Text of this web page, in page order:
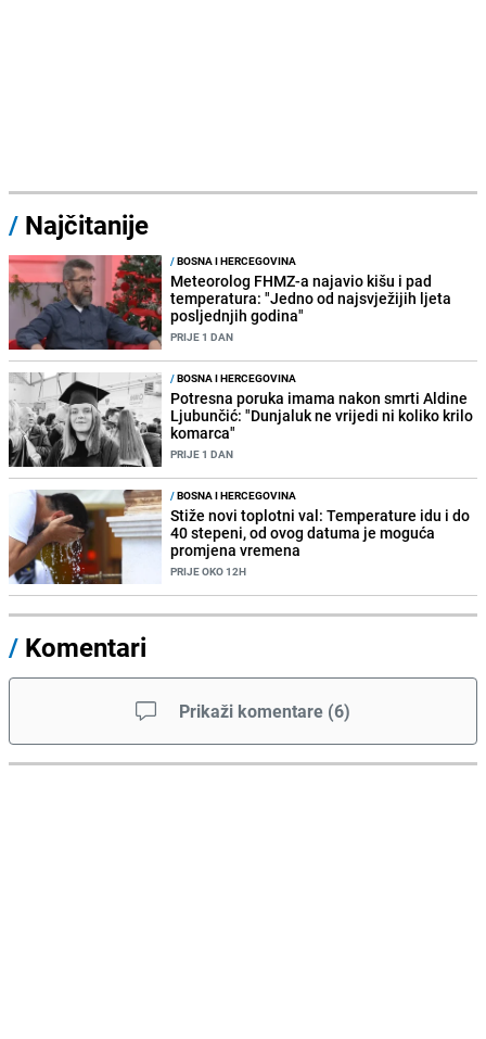
/ Najčitanije
/BOSNA I HERCEGOVINA
Meteorolog FHMZ-a najavio kišu i pad
temperatura: "Jedno od najsvježijih ljeta
posljednjih godina"
PRIJE 1 DAN
/BOSNA I HERCEGOVINA
Potresna poruka imama nakon smrti Aldine
Ljubunčić: "Dunjaluk ne vrijedi ni koliko krilo
komarca"
PRIJE 1 DAN
/BOSNA I HERCEGOVINA
Stiže novi toplotni val: Temperature idu i do
40 stepeni, od ovog datuma je moguća
promjena vremena
PRIJE OKO 12H
/ Komentari
Prikaži komentare (6)